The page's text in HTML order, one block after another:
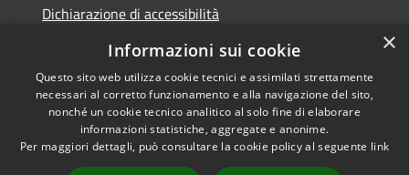
Dichiarazione di accessibilità
Feedback e Recapiti
Accessibilità
Copyright © 2026 • Comune di
Castiglione Cosentino •
×
Informazioni sui cookie
Questo sito web utilizza cookie tecnici e assimilati strettamente
necessari al corretto funzionamento e alla navigazione del sito,
nonché un cookie tecnico analitico al solo fine di elaborare
informazioni statistiche, aggregate e anonime.
Per maggiori dettagli, può consultare la cookie policy al seguente link